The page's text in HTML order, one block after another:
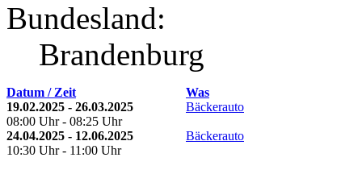
Bundesland:
Brandenburg
Datum / Zeit
Was
19.02.2025 - 26.03.2025
08:00 Uhr - 08:25 Uhr
Bäckerauto
24.04.2025 - 12.06.2025
10:30 Uhr - 11:00 Uhr
Bäckerauto